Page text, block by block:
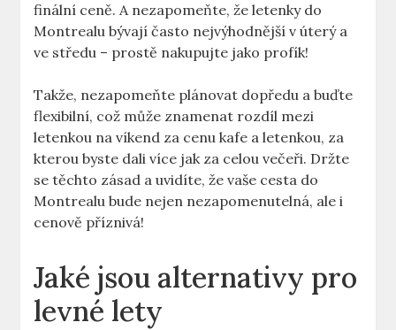
finální ceně. A nezapomeňte, že letenky do
Montrealu bývají často nejvýhodnější v úterý a
ve středu – prostě nakupujte jako profík!
Takže, nezapomeňte plánovat dopředu a buďte
flexibilní, což může znamenat rozdíl mezi
letenkou na víkend za cenu kafe a letenkou, za
kterou byste dali více jak za celou večeři. Držte
se těchto zásad a uvidíte, že vaše cesta do
Montrealu bude nejen nezapomenutelná, ale i
cenově příznivá!
Jaké jsou alternativy pro
levné lety